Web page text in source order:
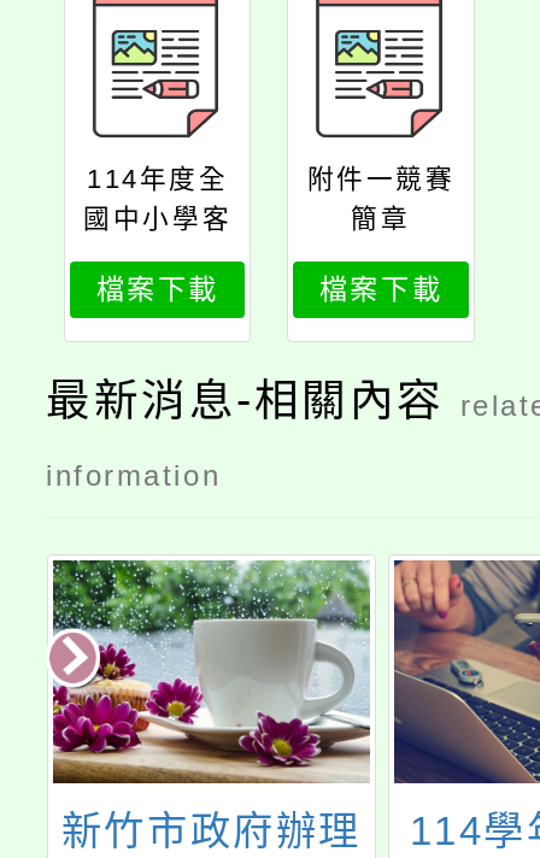
114年度全
國中小學客
家藝文競賽
客語對話能
力競賽
檔案下載
附件一競賽
簡章
檔案下載
最新消息-相關內容
information
新竹市政府辦理
114學